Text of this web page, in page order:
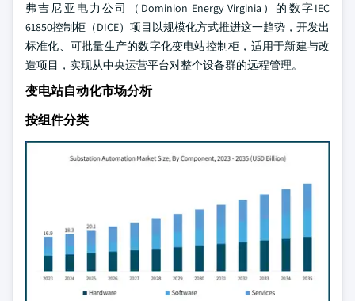
弗吉尼亚电力公司（Dominion Energy Virginia）的数字IEC
61850控制柜（DICE）项目以规模化方式推进这一趋势，开发出
标准化、可批量生产的数字化变电站控制柜，适用于新建与改
造项目，实现从中央运营平台对整个设备群的远程管理。
变电站自动化市场分析
按组件分类